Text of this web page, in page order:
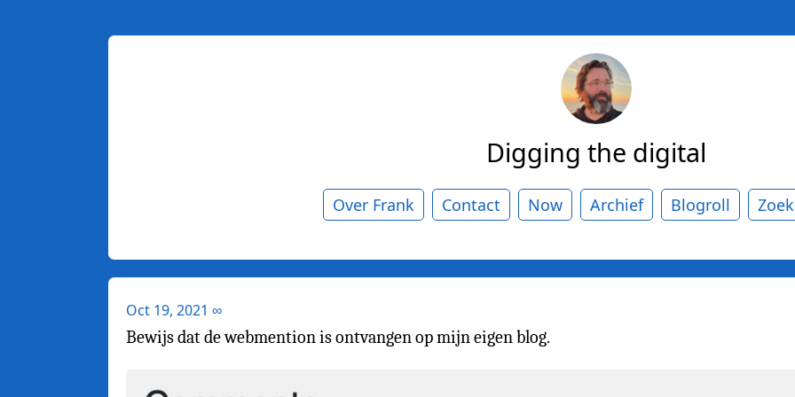
Digging the digital
Over Frank Contact Now Archief Blogroll
Oct 19, 2021 ∞
Bewijs dat de webmention is ontvangen op mijn eigen blog.